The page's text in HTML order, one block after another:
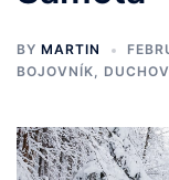
BY MARTIN
BOJOVNÍK,